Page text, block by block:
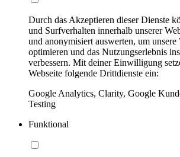
Durch das Akzeptieren dieser Dienste
und Surfverhalten innerhalb unserer
und anonymisiert auswerten, um unsere
optimieren und das Nutzungserlebnis
verbessern. Mit deiner Einwilligung
Webseite folgende Drittdienste ein:
Google Analytics, Clarity, Google
Testing
Funktional